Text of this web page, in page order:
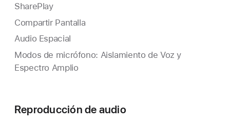
SharePlay
Compartir Pantalla
Audio Espacial
Modos de micrófono: Aislamiento de Voz y
Espectro Amplio
Reproducción de audio